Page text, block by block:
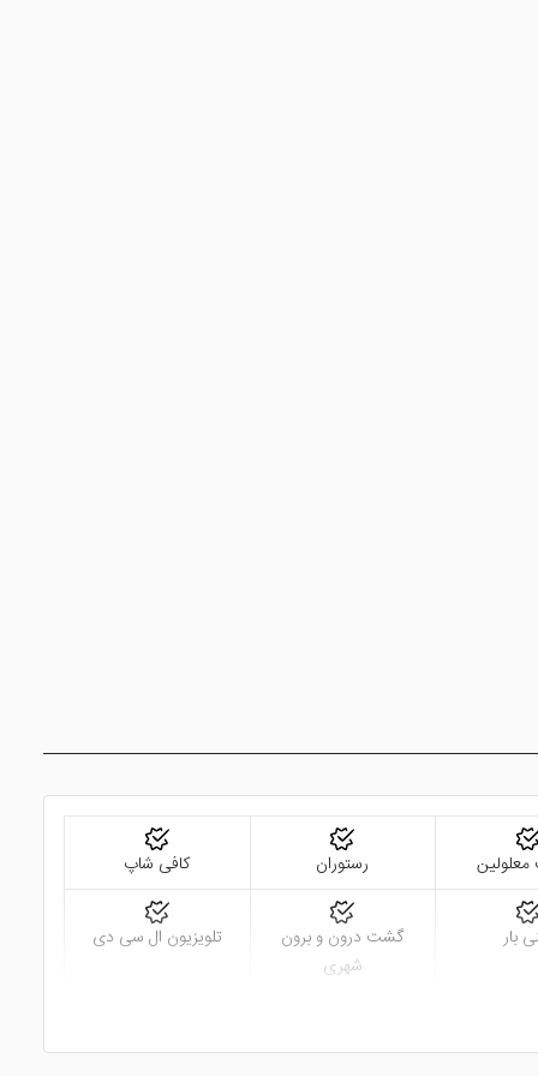
انتخاب خود این هتل را ترک کنند.
جمعی از عزیزان سفر کرده اید، هتل هایی مانند
حفظ کرده است. کیفیت بالای هتل جواهر شرق در کنار قیمت
رستوران کافی شاپ
بار
گشت درون و برون
شهری
تلویزیون ال سی دی